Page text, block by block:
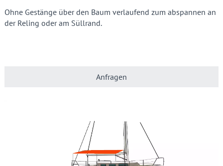
Ohne Gestänge über den Baum verlaufend zum abspannen an
der Reling oder am Süllrand.
Anfragen